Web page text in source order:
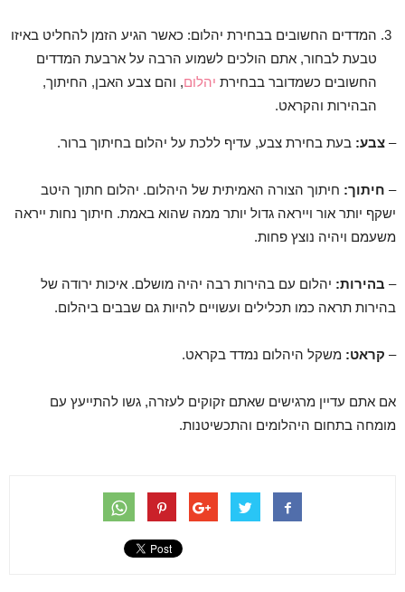
המדדים החשובים בבחירת יהלום: כאשר הגיע הזמן להחליט באיזו
טבעת לבחור, אתם הולכים לשמוע הרבה על ארבעת המדדים
החשובים כשמדובר בבחירת יהלום, והם צבע האבן, החיתוך,
הבהירות והקראט.
– צבע: בעת בחירת צבע, עדיף ללכת על יהלום בחיתוך ברור.
– חיתוך: חיתוך הצורה האמיתית של היהלום. יהלום חתוך היטב
ישקף יותר אור וייראה גדול יותר ממה שהוא באמת. חיתוך נחות ייראה
משעמם ויהיה נוצץ פחות.
– בהירות: יהלום עם בהירות רבה יהיה מושלם. איכות ירודה של
בהירות תראה כמו תכלילים ועשויים להיות גם שבבים ביהלום.
– קראט: משקל היהלום נמדד בקראט.
אם אתם עדיין מרגישים שאתם זקוקים לעזרה, גשו להתייעץ עם
מומחה בתחום היהלומים והתכשיטנות.